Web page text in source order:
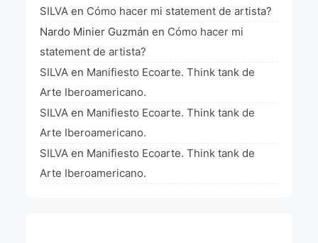
SILVA en Cómo hacer mi statement de artista?
Nardo Minier Guzmán en Cómo hacer mi
statement de artista?
SILVA en Manifiesto Ecoarte. Think tank de
Arte Iberoamericano.
SILVA en Manifiesto Ecoarte. Think tank de
Arte Iberoamericano.
SILVA en Manifiesto Ecoarte. Think tank de
Arte Iberoamericano.